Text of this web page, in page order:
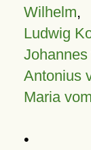
Wilhelm,
Ludwig
Antonius
Maria
•